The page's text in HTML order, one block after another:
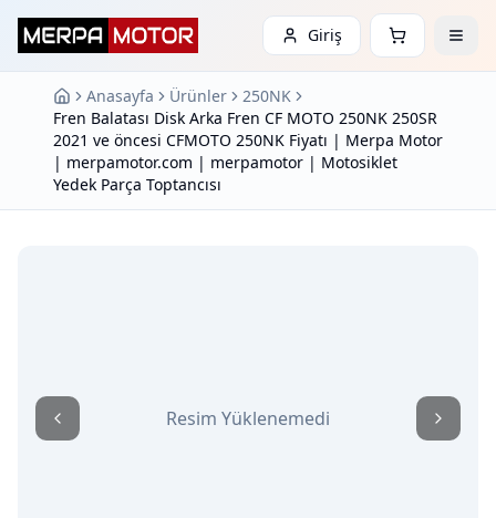
Giriş
Anasayfa Ürünler
250NK
Fren Balatası Disk Arka Fren CF MOTO 250NK 250SR
2021 ve öncesi CFMOTO 250NK Fiyatı | Merpa Motor
| merpamotor.com | merpamotor | Motosiklet
Yedek Parça Toptancısı
Resim Yüklenemedi